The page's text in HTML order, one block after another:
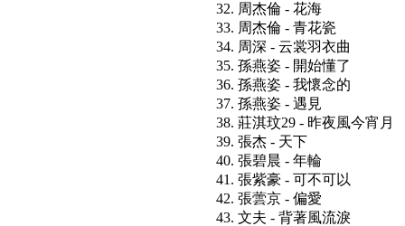
32. 周杰倫 - 花海
33. 周杰倫 - 青花瓷
34. 周深 - 云裳羽衣曲
35. 孫燕姿 - 開始懂了
36. 孫燕姿 - 我懷念的
37. 孫燕姿 - 遇見
38. 莊淇玟29 - 昨夜風今宵月
39. 張杰 - 天下
40. 張碧晨 - 年輪
41. 張紫豪 - 可不可以
42. 張蕓京 - 偏愛
43. 文夫 - 背著風流淚